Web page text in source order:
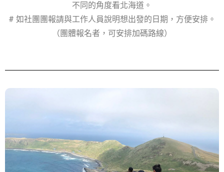
不同的角度看北海道。
# 如社團團報請與工作人員說明想出發的日期，方便安排。
（團體報名者，可安排加碼路線）